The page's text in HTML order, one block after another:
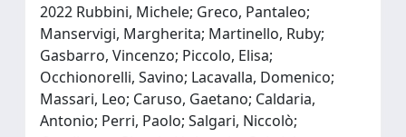
2022 Rubbini, Michele; Greco, Pantaleo;
Manservigi, Margherita; Martinello, Ruby;
Gasbarro, Vincenzo; Piccolo, Elisa;
Occhionorelli, Savino; Lacavalla, Domenico;
Massari, Leo; Caruso, Gaetano; Caldaria,
Antonio; Perri, Paolo; Salgari, Niccolò;